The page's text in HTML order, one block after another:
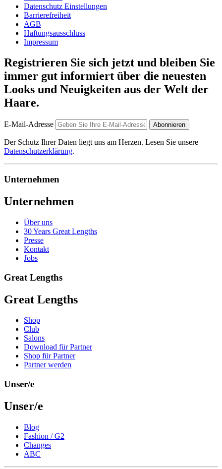
Datenschutz Einstellungen
Barrierefreiheit
AGB
Haftungsausschluss
Impressum
Registrieren Sie sich jetzt und bleiben Sie
immer gut informiert über die neuesten
Looks und Neuigkeiten aus der Welt der
Haare.
E-Mail-Adresse Abonnieren
Der Schutz Ihrer Daten liegt uns am Herzen. Lesen Sie unsere
Datenschutzerklärung.
Unternehmen
Unternehmen
Über uns
30 Years Great Lengths
Presse
Kontakt
Jobs
Great Lengths
Great Lengths
Shop
Club
Salons
Download für Partner
Shop für Partner
Partner werden
Unser/e
Unser/e
Blog
Fashion / G2
Changes
ABC